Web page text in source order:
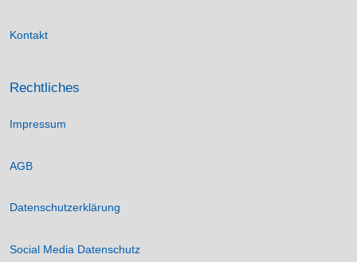
Kontakt
Rechtliches
Impressum
AGB
Datenschutzerklärung
Social Media Datenschutz